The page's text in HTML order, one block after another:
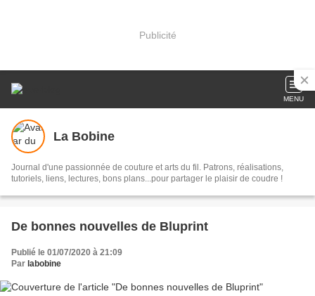
Publicité
MENU
La Bobine
Journal d'une passionnée de couture et arts du fil. Patrons, réalisations,
tutoriels, liens, lectures, bons plans...pour partager le plaisir de coudre !
De bonnes nouvelles de Bluprint
Publié le 01/07/2020 à 21:09
Par labobine